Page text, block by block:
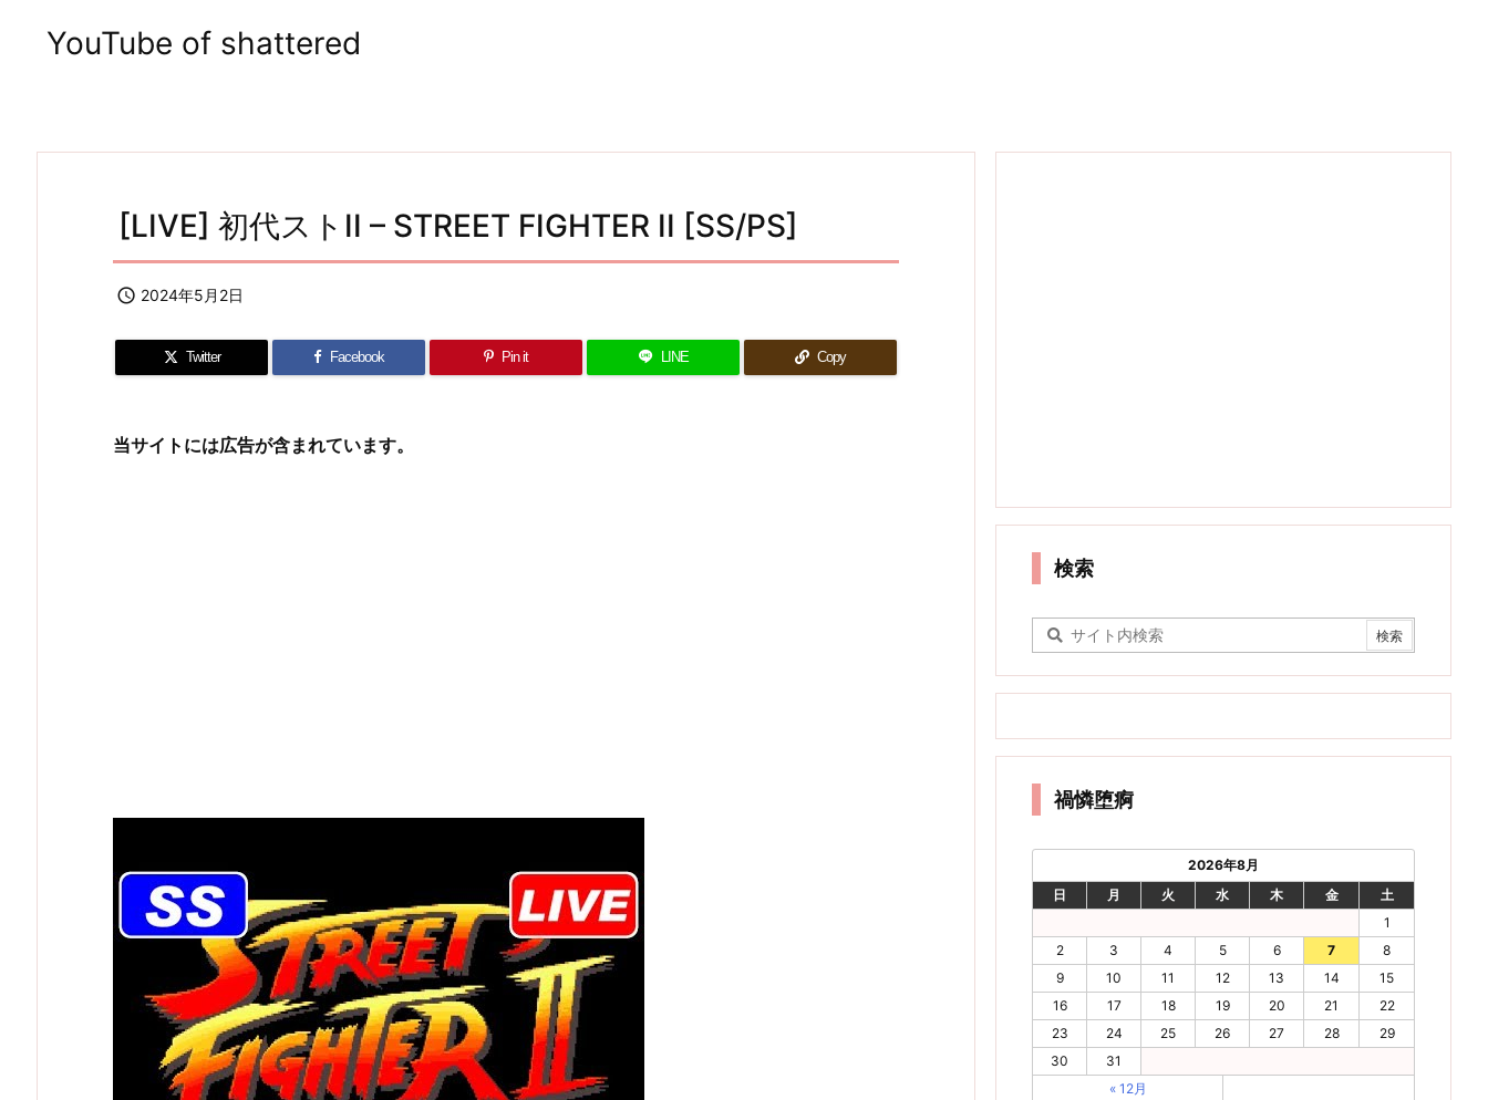
YouTube of shattered
[LIVE] 初代ストII – STREET FIGHTER II [SS/PS]
 2024年5月2日
Twitter Facebook Pin it LINE Copy
当サイトには広告が含まれています。
検索
禍憐堕痾
2026年8月
日
月 火 水 木 金
土
1
2
3 4 5 6 7
8
9
10 11 12 13 14
15
16
17 18 19 20 21
22
23
24 25 26 27 28
29
30
31
« 12月